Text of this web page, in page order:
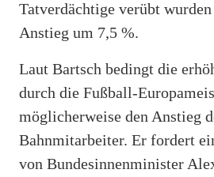
Tatverdächtige verübt
Anstieg um 7,5 %.
Laut Bartsch bedingt die
durch die Fußball-
möglicherweise den Anstieg
Bahnmitarbeiter. Er fordert
von Bundesinnenminister